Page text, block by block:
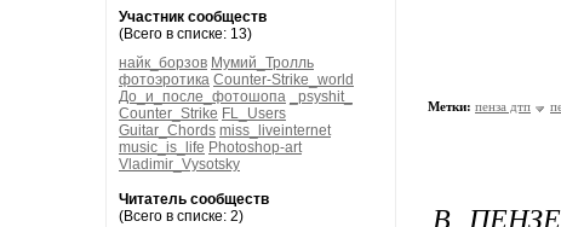
Участник сообществ
(Всего в списке: 13)
найк_борзов Мумий_Тролль
фотоэротика Counter-Strike_world
До_и_после_фотошопа
_psyshit_
Counter_Strike FL_Users
Guitar_Chords miss_liveinternet
music_is_life Photoshop-art
Vladimir_Vysotsky
Читатель сообществ
(Всего в списке: 2)
Метки: пенза дтп
В